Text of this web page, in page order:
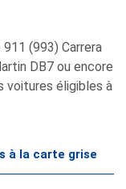
(993) Carrera
DB7 ou encore
voitures éligibles à
à la carte grise